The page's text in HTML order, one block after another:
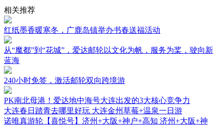
相关推荐
红纸墨香暖寒冬，广鹿岛镇举办书春送福活动
从“魔都”到“花城”，爱达邮轮以文化为帆，服务为桨，驶向新
蓝海
240小时免签，激活邮轮双向跨境游
PK南北母港！爱达地中海号大连出发的3大核心竞争力
大连春日踏青去哪里好玩 大连金州草莓+温泉一日游
诺唯真游轮【喜悦号】济州+大阪+神户+高知 济州+大阪+神